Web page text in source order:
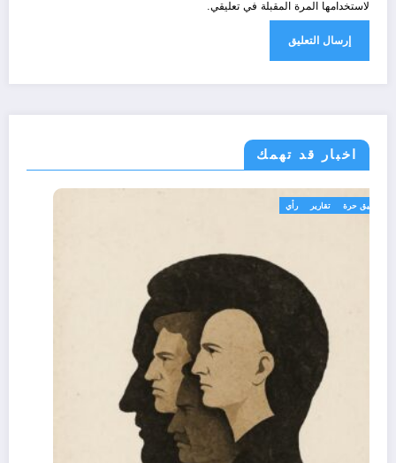
لاستخدامها المرة المقبلة في تعليقي.
اخبار قد تهمك
تعاليق حرة تقارير